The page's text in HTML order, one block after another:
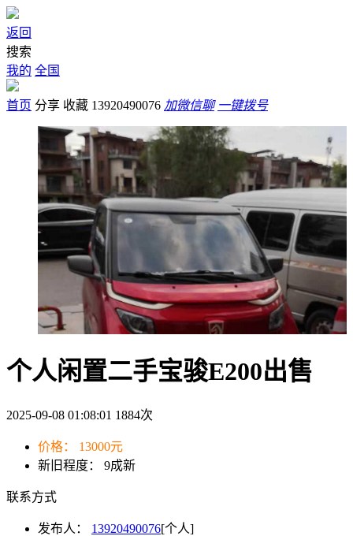
返回
搜索
我的 全国
首页 分享 收藏 13920490076 加微信聊 一键拨号
个人闲置二手宝骏E200出售
2025-09-08 01:08:01 1884次
价格：
13000元
新旧程度：
9成新
联系方式
发布人： 13920490076[个人]